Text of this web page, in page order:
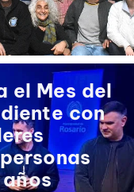
el Mes del
con